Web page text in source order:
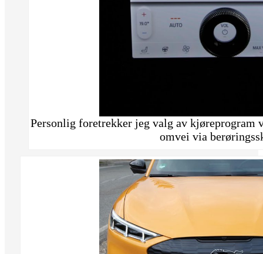
Personlig foretrekker jeg valg av kjøreprogram
omvei via